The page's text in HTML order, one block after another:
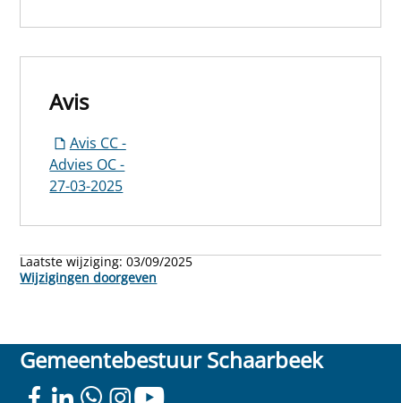
Avis
Avis CC -
Advies OC -
27-03-2025
Laatste wijziging:03/09/2025
Wijzigingen doorgeven
Gemeentebestuur Schaarbeek